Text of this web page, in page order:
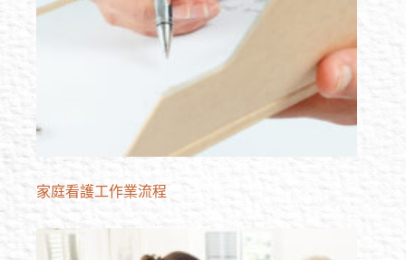
家庭看護工作業流程